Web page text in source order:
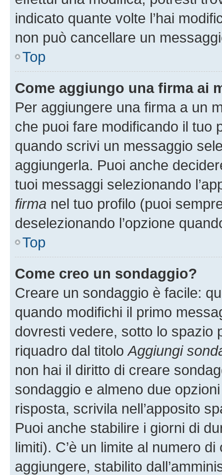
indicato quante volte l’hai
non può cancellare un
Top
Come aggiungo una firma ai
Per aggiungere una firma a un
che puoi fare modificando il tuo
quando scrivi un messaggio
aggiungerla. Puoi anche
tuoi messaggi selezionando
firma nel tuo profilo (puoi
deselezionando l’opzione
Top
Come creo un sondaggio?
Creare un sondaggio è facile:
quando modifichi il primo
dovresti vedere, sotto lo spazio
riquadro dal titoloAggiungi
non hai il diritto di creare
sondaggio e almeno due
risposta, scrivila nell’apposito
Puoi anche stabilire i giorni di
limiti). C’è un limite al numero
aggiungere, stabilito